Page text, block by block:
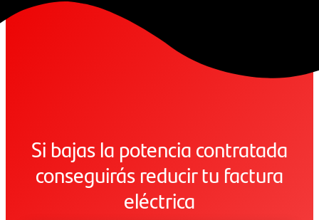
Si bajas la potencia contratada
conseguirás reducir tu factura
eléctrica